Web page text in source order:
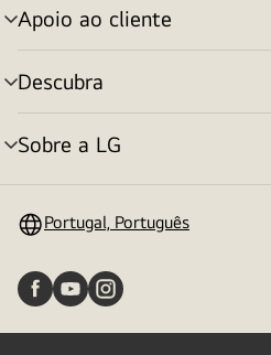
Apoio ao cliente
alternar
menu
Descubra
alternar
menu
Sobre a LG
alternar
Portugal, Português